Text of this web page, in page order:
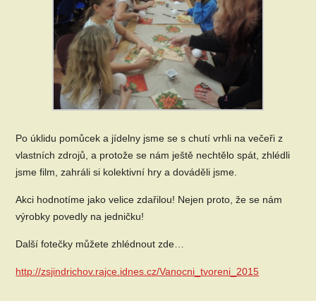
Po úklidu pomůcek a jídelny jsme se s chutí vrhli na večeři z
vlastních zdrojů, a protože se nám ještě nechtělo spát, zhlédli
jsme film, zahráli si kolektivní hry a dováděli jsme.
Akci hodnotíme jako velice zdařilou! Nejen proto, že se nám
výrobky povedly na jedničku!
Další fotečky můžete zhlédnout zde…
http://zsjindrichov.rajce.idnes.cz/Vanocni_tvoreni_2015